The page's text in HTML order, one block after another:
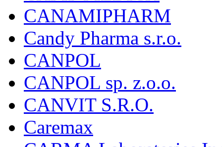
CANAMIPHARM
Candy Pharma s.r.o.
CANPOL
CANPOL sp. z.o.o.
CANVIT S.R.O.
Caremax